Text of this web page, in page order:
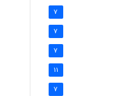
7
7
7
11
7